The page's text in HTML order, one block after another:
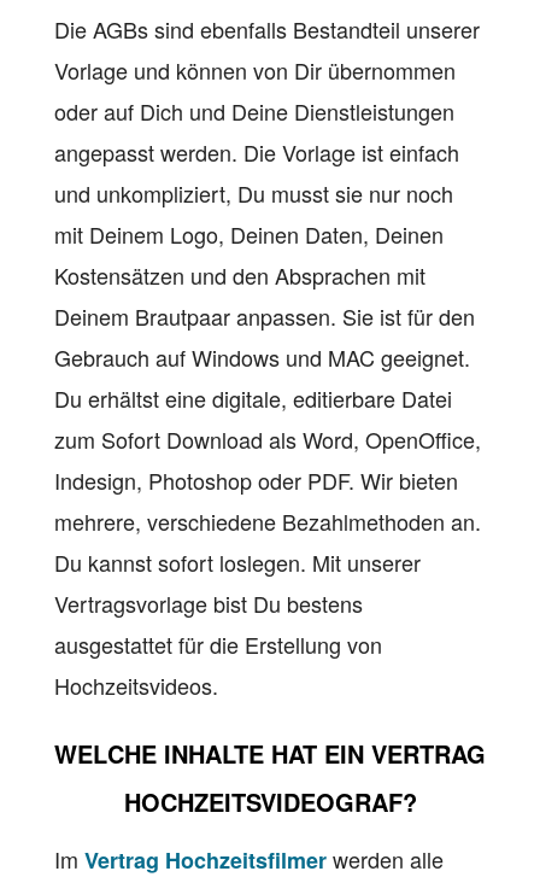
Die AGBs sind ebenfalls Bestandteil unserer
Vorlage und können von Dir übernommen
oder auf Dich und Deine Dienstleistungen
angepasst werden. Die Vorlage ist einfach
und unkompliziert, Du musst sie nur noch
mit Deinem Logo, Deinen Daten, Deinen
Kostensätzen und den Absprachen mit
Deinem Brautpaar anpassen. Sie ist für den
Gebrauch auf Windows und MAC geeignet.
Du erhältst eine digitale, editierbare Datei
zum Sofort Download als Word, OpenOffice,
Indesign, Photoshop oder PDF. Wir bieten
mehrere, verschiedene Bezahlmethoden an.
Du kannst sofort loslegen. Mit unserer
Vertragsvorlage bist Du bestens
ausgestattet für die Erstellung von
Hochzeitsvideos.
WELCHE INHALTE HAT EIN VERTRAG
HOCHZEITSVIDEOGRAF?
Im Vertrag Hochzeitsfilmerwerden alle